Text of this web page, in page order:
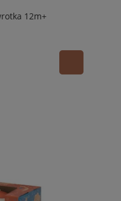
12m+